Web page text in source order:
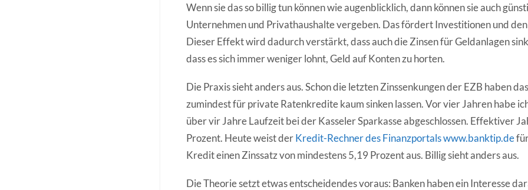
Wenn sie das so billig tun können wie augenblicklich, dann können sie auch
Unternehmen und Privathaushalte vergeben. Das fördert Investitionen und
Dieser Effekt wird dadurch verstärkt, dass auch die Zinsen für Geldanlagen
dass es sich immer weniger lohnt, Geld auf Konten zu horten.
Die Praxis sieht anders aus. Schon die letzten Zinssenkungen der EZB haben
zumindest für private Ratenkredite kaum sinken lassen. Vor vier Jahren habe
über vir Jahre Laufzeit bei der Kasseler Sparkasse abgeschlossen. Effektiver
Prozent. Heute weist derKredit-Rechner des Finanzportals www.banktip.de
Kredit einen Zinssatz von mindestens 5,19 Prozent aus. Billig sieht anders aus.
Die Theorie setzt etwas entscheidendes voraus: Banken haben ein Interesse